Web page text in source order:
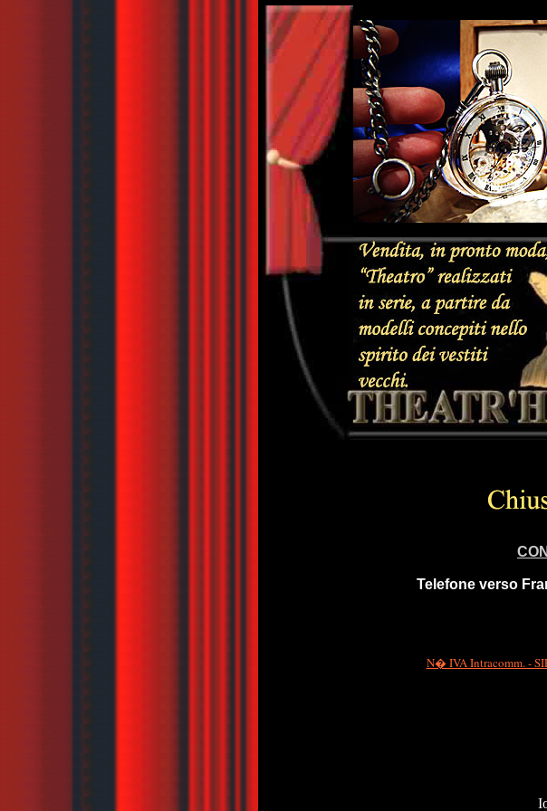
Telefone verso
N� IVA Intracomm. -